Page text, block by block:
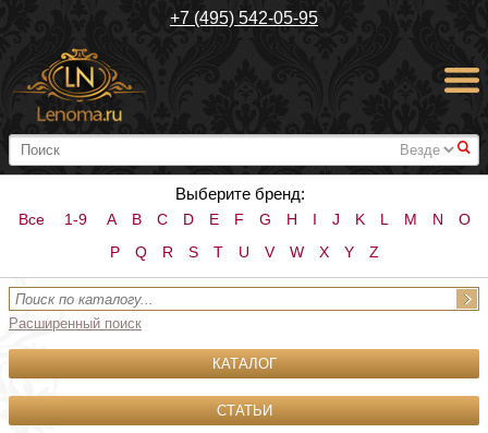
+7 (495) 542-05-95
#
Выберите бренд:
Все 1-9 A B C D E F G H I J K L M N
O
P
Q R S T U V W X Y Z
Расширенный поиск
КАТАЛОГ
СТАТЬИ